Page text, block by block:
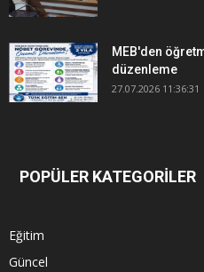
MEB'den
düzenleme
27.07.2026 11:36:31
POPÜLER KATEGORİLER
Eğitim
Güncel